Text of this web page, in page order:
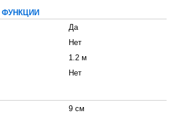
Да
Нет
1.2 м
Нет
9 см